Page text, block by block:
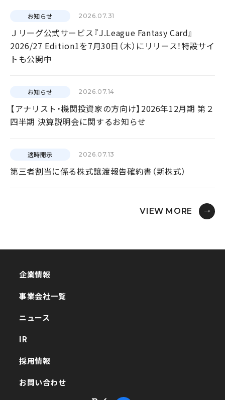
お知らせ 2026.07.31
Ｊリーグ公式サービス『J.League Fantasy Card』
2026/27 Edition1を7月30日（木）にリリース！特設サイ
トも公開中
お知らせ 2026.07.14
【アナリスト・機関投資家の方向け】2026年12月期 第２
四半期 決算説明会に関するお知らせ
適時開示 2026.07.13
第三者割当に係る株式譲渡報告確約書（新株式）
VIEW MORE
企業情報
事業会社一覧
ニュース
IR
採用情報
お問い合わせ